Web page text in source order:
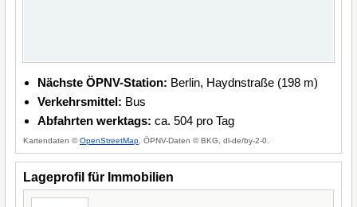
Nächste ÖPNV-Station: Berlin, Haydnstraße (198 m)
Verkehrsmittel: Bus
Abfahrten werktags: ca. 504 pro Tag
Kartendaten ©OpenStreetMap , ÖPNV-Daten © BKG, dl-de/by-2-0.
Lageprofil für Immobilien